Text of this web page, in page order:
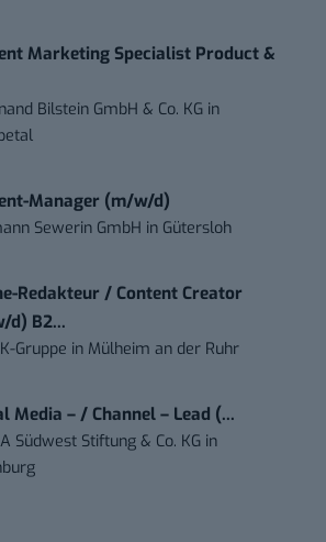
Marketing Specialist Product &
Bilstein GmbH & Co. KG in
Manager (m/w/d)
Sewerin GmbH in Gütersloh
Redakteur / Content Creator
d) B2...
Gruppe in Mülheim an der Ruhr
Media – / Channel – Lead (...
Südwest Stiftung & Co. KG in